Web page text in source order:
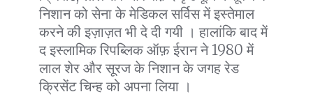
निशान को सेना के मेडिकल सर्विस में इस्तेमाल
करने की इज़ाज़त भी दे दी गयी । हालांकि बाद में
द इस्लामिक रिपब्लिक ऑफ़ ईरान ने 1980 में
लाल शेर और सूरज के निशान के जगह रेड
क्रिसेंट चिन्ह को अपना लिया ।